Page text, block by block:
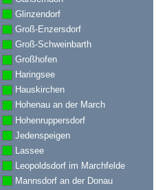
Glinzendorf
Groß-Enzersdorf
Groß-Schweinbarth
Großhofen
Haringsee
Hauskirchen
Hohenau an der March
Hohenruppersdorf
Jedenspeigen
Lassee
Leopoldsdorf im Marchfelde
Mannsdorf an der Donau